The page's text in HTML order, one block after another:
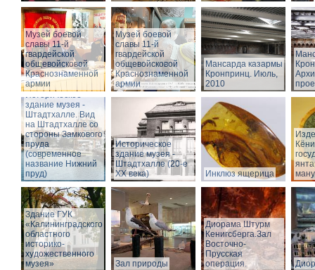
Музей боевой
славы 11-й
гвардейской
общевойсковой
Краснознаменной
армии
Музей боевой
славы 11-й
гвардейской
общевойсковой
Краснознаменной
армии
Мансарда казармы
Кронпринц. Июль,
2010
Историческое
здание музея -
Штадтхалле. Вид
на Штадтхалле со
стороны Замкового
пруда
(современное
название Нижний
пруд)
Историческое
здание музея -
Штадтхалле (20-е
XX века)
Инклюз ящерица
Здание ГУК
«Калининградского
областного
историко-
художественного
музея»
Зал природы
Диорама Штурм
Кенигсберга.Зал
Восточно-
Прусская
операция.